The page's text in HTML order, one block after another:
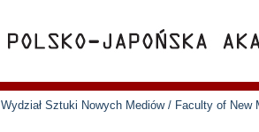
Wydział Sztuki Nowych Mediów / Faculty of New